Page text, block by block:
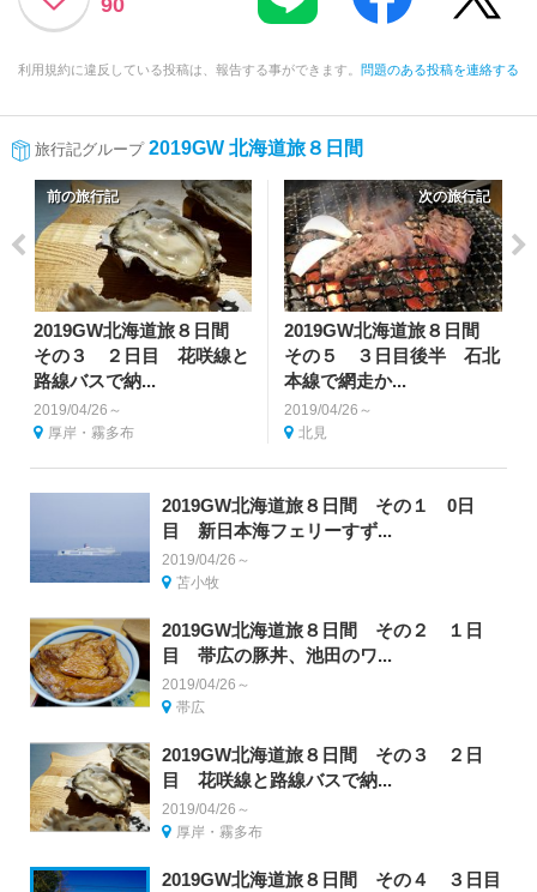
利用規約に違反している投稿は、報告する事ができます。 問題のある投稿を連絡する
旅行記グループ 2019GW 北海道旅８日間
前の旅行記
2019GW北海道旅８日間
その３ ２日目 花咲線と
路線バスで納...
2019/04/26～
厚岸・霧多布
次の旅行記
2019GW北海道旅８日間
その５ ３日目後半 石北
本線で網走か...
2019/04/26～
北見
2019GW北海道旅８日間 その１ 0日
目 新日本海フェリーすず...
2019/04/26～
苫小牧
2019GW北海道旅８日間 その２ １日
目 帯広の豚丼、池田のワ...
2019/04/26～
帯広
2019GW北海道旅８日間 その３ ２日
目 花咲線と路線バスで納...
2019/04/26～
厚岸・霧多布
2019GW北海道旅８日間 その４ ３日目